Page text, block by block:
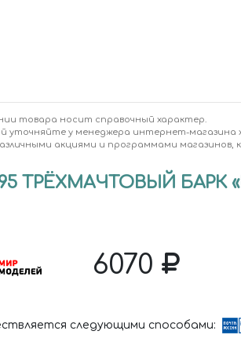
товара носит справочный характер.
уточняйте у менеджера интернет-
акциями и программами
ТРЁХМАЧТОВЫЙ БАРК
6070
следующими способами: